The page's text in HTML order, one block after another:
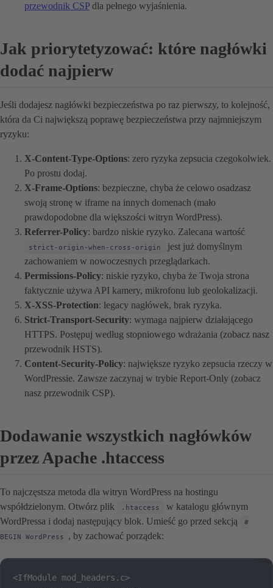
przewodnik CSP dla pełnego wyjaśnienia.
Jak priorytetyzować: które nagłówki
dodać najpierw
Jeśli dodajesz nagłówki bezpieczeństwa po raz pierwszy, to kolejność,
która da Ci największą poprawę bezpieczeństwa przy najmniejszym
ryzyku:
X-Content-Type-Options: zero ryzyka zepsucia czegokolwiek.
Po prostu dodaj.
X-Frame-Options: bezpieczne, chyba że celowo osadzasz
swoją stronę w iframe na innych domenach (mało
prawdopodobne dla większości witryn WordPress).
Referrer-Policy: bardzo niskie ryzyko. Zalecana wartość
strict-origin-when-cross-origin
jest już domyślnym
zachowaniem w nowoczesnych przeglądarkach.
Permissions-Policy: niskie ryzyko, chyba że Twoja strona
faktycznie używa API kamery, mikrofonu lub geolokalizacji.
X-XSS-Protection: legacy nagłówek, brak ryzyka.
Strict-Transport-Security: wymaga najpierw działającego
HTTPS. Postępuj według stopniowego wdrażania (zobacz nasz
przewodnik HSTS).
Content-Security-Policy: największe ryzyko zepsucia rzeczy w
WordPressie. Zawsze zaczynaj w trybie Report-Only (zobacz
nasz przewodnik CSP).
Dodawanie wszystkich nagłówków
przez Apache .htaccess
To najczęstsza metoda dla witryn WordPress na hostingu
współdzielonym. Otwórz plik
.htaccess
w katalogu głównym
WordPressa i dodaj następujący blok. Umieść go przed sekcją
#
BEGIN WordPress
, by zachować porządek:
<IfModule mod_headers.c>